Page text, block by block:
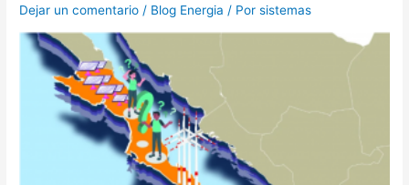
Dejar un comentario / Blog Energia / Porsistemas